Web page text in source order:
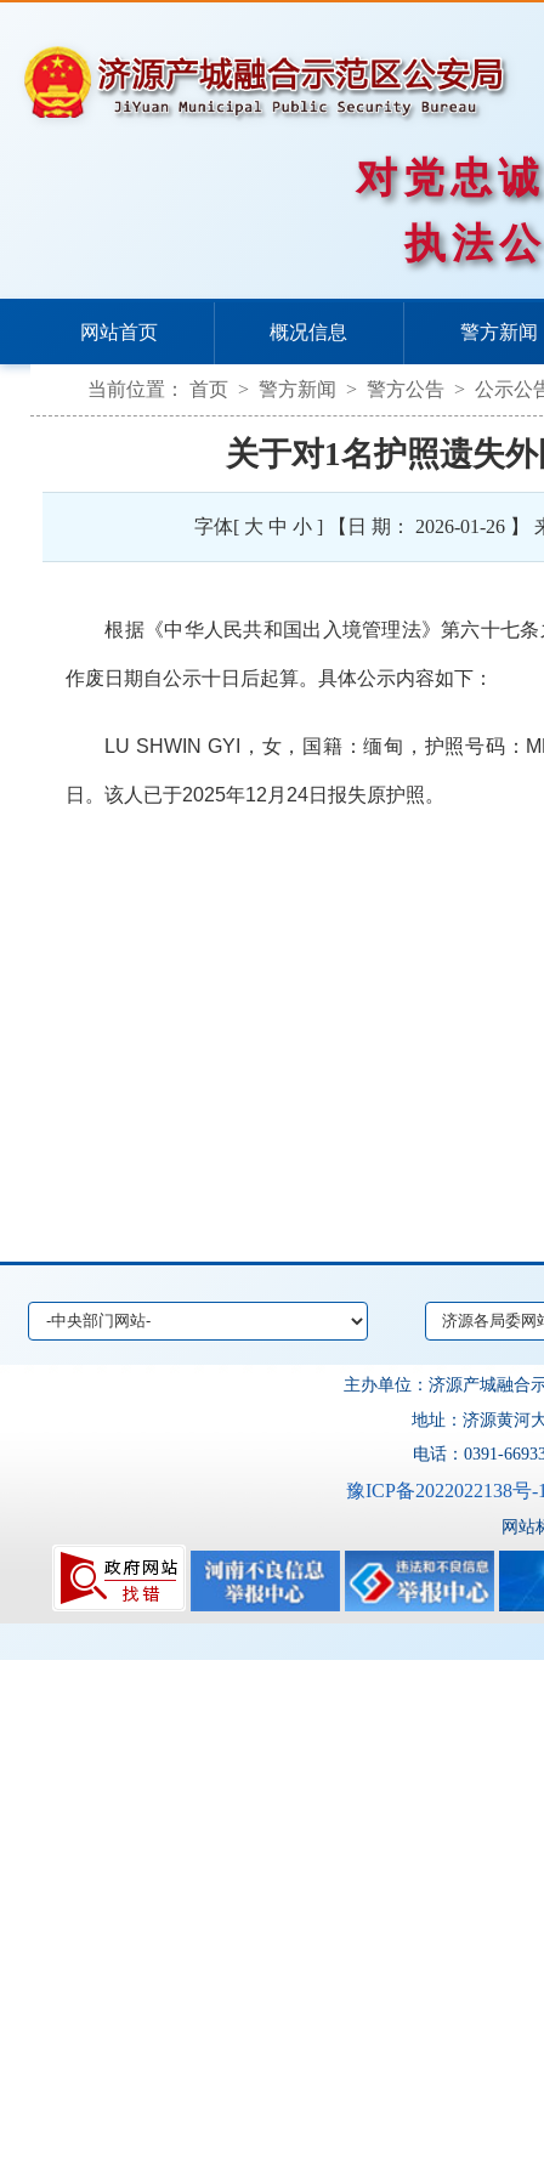
对党忠
执法
网站首页 概况信息 警方新闻
当前位置： 首页 > 警方新闻 > 警方公告 > 公示公
关于对1名护照遗失
字体[ 大 中 小 ] 【日 期： 2026-01-26
根据《中华人民共和国出入境管理法》第六十七
作废日期自公示十日后起算。具体公示内容如下：
LU SHWIN GYI，女，国籍：缅甸，护照号码：
日。该人已于2025年12月24日报失原护照。
主办单位：济源产城
地址：济源黄河
电话：0391-
豫ICP备2022022138号-
网站